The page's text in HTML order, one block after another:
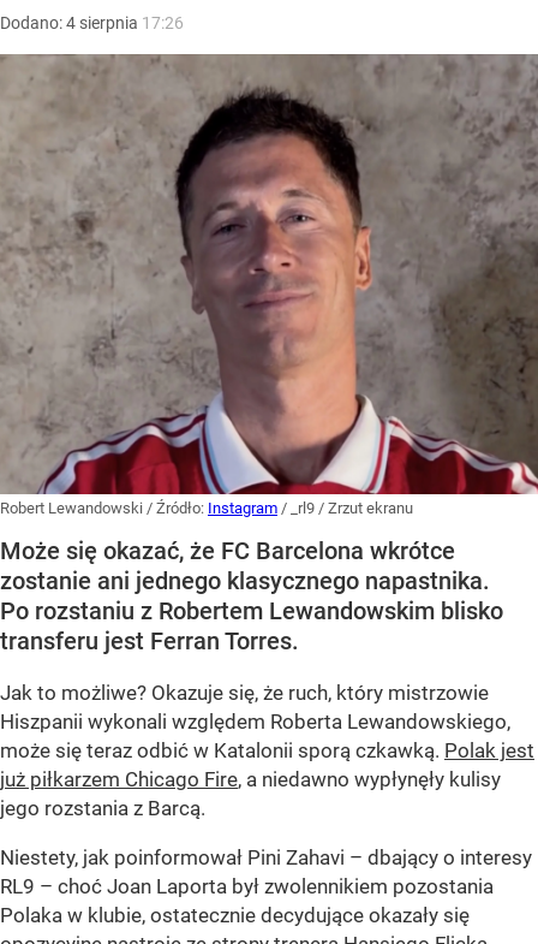
Dodano:4 sierpnia 17:26
Robert Lewandowski / Źródło: Instagram / _rl9 / Zrzut ekranu
Może się okazać, że FC Barcelona wkrótce
zostanie ani jednego klasycznego napastnika.
Po rozstaniu z Robertem Lewandowskim blisko
transferu jest Ferran Torres.
Jak to możliwe? Okazuje się, że ruch, który mistrzowie
Hiszpanii wykonali względem Roberta Lewandowskiego,
może się teraz odbić w Katalonii sporą czkawką. Polak jest
już piłkarzem Chicago Fire, a niedawno wypłynęły kulisy
jego rozstania z Barcą.
Niestety, jak poinformował Pini Zahavi – dbający o interesy
RL9 – choć Joan Laporta był zwolennikiem pozostania
Polaka w klubie, ostatecznie decydujące okazały się